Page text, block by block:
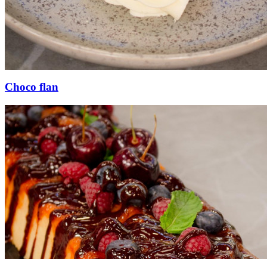
Choco flan